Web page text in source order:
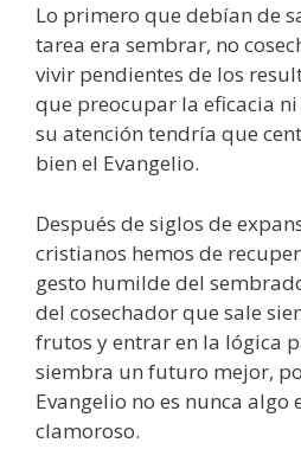
Lo primero que debían de
tarea era sembrar, no
vivir pendientes de los
que preocupar la eficacia
su atención tendría que
bien el Evangelio.
Después de siglos de
cristianos hemos de
gesto humilde del
del cosechador que sale
frutos y entrar en la lógica
siembra un futuro mejor,
Evangelio no es nunca algo
clamoroso.